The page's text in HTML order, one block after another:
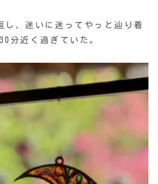
し、迷いに迷ってやっと辿り着
分近く過ぎていた。